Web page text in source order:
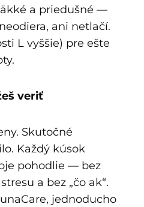
a priedušné —
ani netlačí.
L vyššie) pre ešte
veriť
Skutočné
Každý kúsok
pohodlie — bez
a bez „čo ak“.
jednoducho